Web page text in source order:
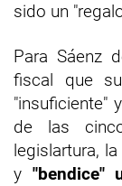
sido un
Para Sáenz
fiscal que
"insuficiente"
de las
legislartura,
y "bendice"